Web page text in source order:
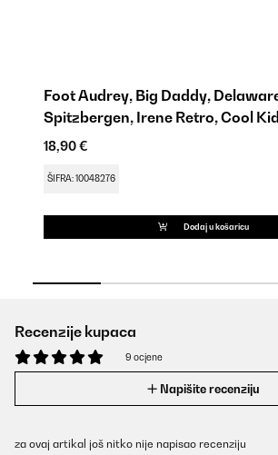
Foot Audrey, Big Daddy,
Spitzbergen, Irene Retro, Cool
Cool 2in1 - 10048276
18,90 €
ŠIFRA: 10048276
Dodaj u košaricu
Recenzije kupaca
9 ocjene
Napišite recenziju
za ovaj artikal još nitko nije napisao recenziju